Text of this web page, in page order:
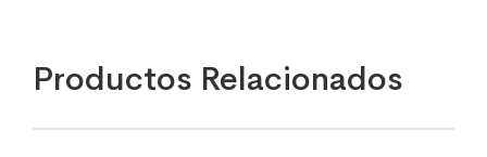
Productos Relacionados